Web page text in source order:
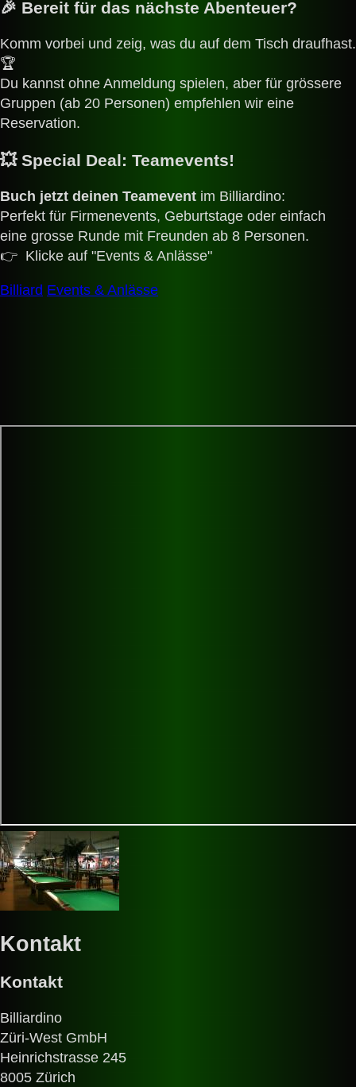
🎉 Bereit für das nächste Abenteuer?
Komm vorbei und zeig, was du auf dem Tisch draufhast.
🏆
Du kannst ohne Anmeldung spielen, aber für grössere
Gruppen (ab 20 Personen) empfehlen wir eine
Reservation.
💥 Special Deal: Teamevents!
Buch jetzt deinen Teamevent im Billiardino:
Perfekt für Firmenevents, Geburtstage oder einfach
eine grosse Runde mit Freunden ab 8 Personen.
👉 Klicke auf "Events & Anlässe"
Billiard Events & Anlässe
Kontakt
Kontakt
Billiardino
Züri-West GmbH
Heinrichstrasse 245
8005 Zürich